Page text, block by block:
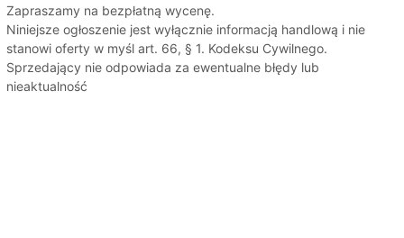
Zapraszamy na bezpłatną wycenę.
Niniejsze ogłoszenie jest wyłącznie informacją handlową i nie
stanowi oferty w myśl art. 66, § 1. Kodeksu Cywilnego.
Sprzedający nie odpowiada za ewentualne błędy lub
nieaktualność